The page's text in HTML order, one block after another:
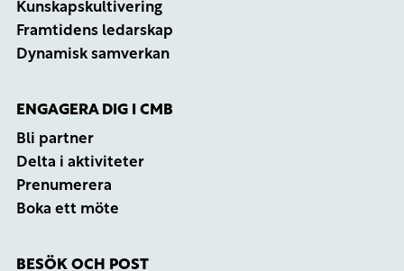
Kunskapskultivering
Framtidens ledarskap
Dynamisk samverkan
ENGAGERA DIG I CMB
Bli partner
Delta i aktiviteter
Prenumerera
Boka ett möte
BESÖK OCH POST